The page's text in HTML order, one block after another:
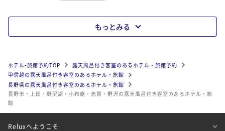
もっとみる
ホテル•旅館予約TOP
露天風呂付き客室のあるホテル・旅館予約
甲信越の露天風呂付き客室のあるホテル・旅館
長野県の露天風呂付き客室のあるホテル・旅館
長野市・上田・野尻湖・小布施・志賀・野沢の露天風呂付き客室のあるホテル・旅
館
Reluxへようこそ